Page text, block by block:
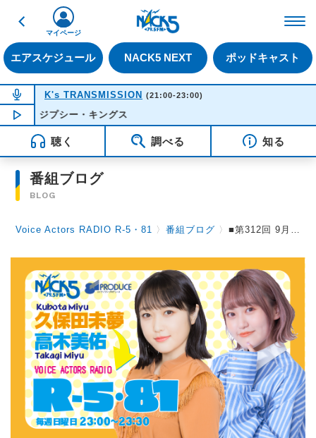
戻る
エアスケジュール NACK5 NEXT ポッドキャスト
マイページ
NOW ON AIR
K's TRANSMISSION (21:00-23:00)
NOW PLAYING21:55
- ジプシー・キングス
聴く 調べる 知る
番組ブログ
BLOG
Voice Actors RADIO R-5・81 〉番組ブログ 〉■第312回 9月28日(日）放送。 ●月末恒例のリクエストSP「夏の終わりに聞きたいLoveSong」